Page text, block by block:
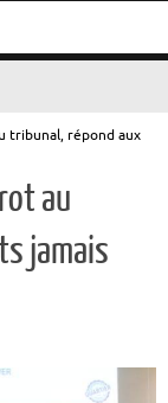
tribunal, répond aux
au
jamais